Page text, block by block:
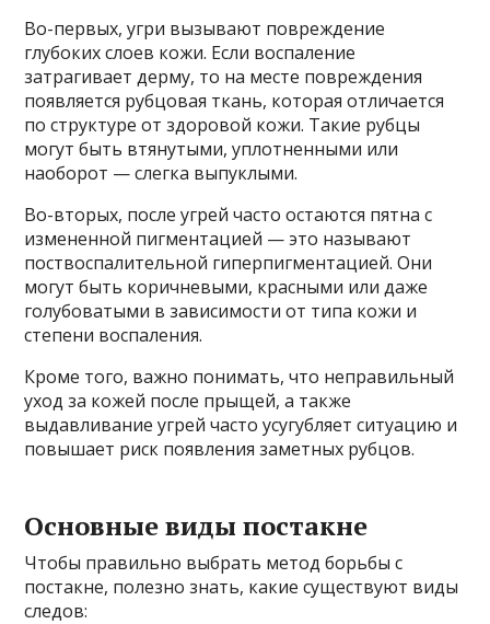
Во-первых, угри вызывают повреждение
глубоких слоев кожи. Если воспаление
затрагивает дерму, то на месте повреждения
появляется рубцовая ткань, которая отличается
по структуре от здоровой кожи. Такие рубцы
могут быть втянутыми, уплотненными или
наоборот — слегка выпуклыми.
Во-вторых, после угрей часто остаются пятна с
измененной пигментацией — это называют
поствоспалительной гиперпигментацией. Они
могут быть коричневыми, красными или даже
голубоватыми в зависимости от типа кожи и
степени воспаления.
Кроме того, важно понимать, что неправильный
уход за кожей после прыщей, а также
выдавливание угрей часто усугубляет ситуацию и
повышает риск появления заметных рубцов.
Основные виды постакне
Чтобы правильно выбрать метод борьбы с
постакне, полезно знать, какие существуют виды
следов: